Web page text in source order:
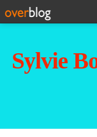
Sylvie